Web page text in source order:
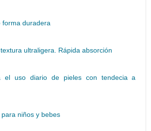
forma duradera
ultraligera. Rápida absorción
el uso diario de pieles con tendecia a
niños y bebes